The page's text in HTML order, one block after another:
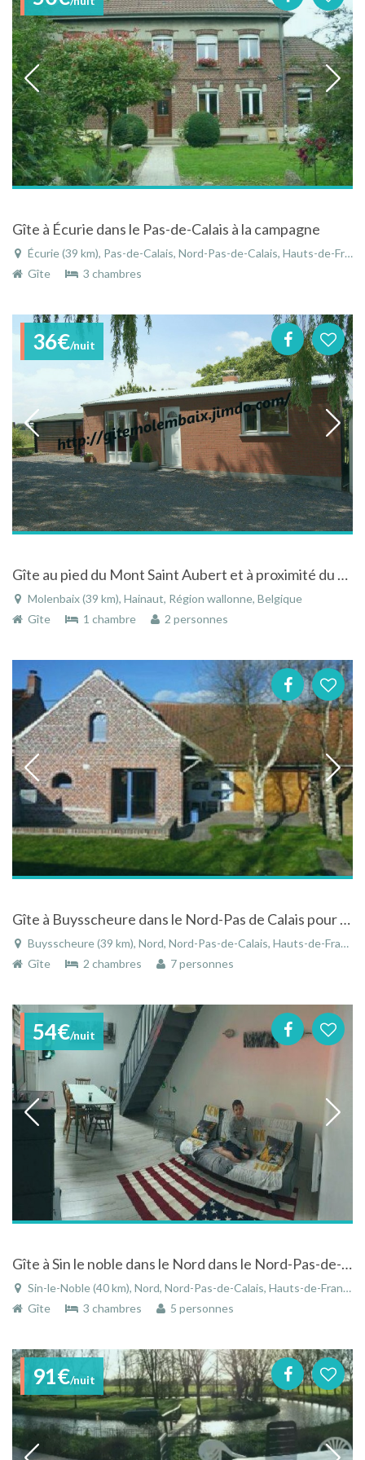
Gîte à Écurie dans le Pas-de-Calais à la campagne
Écurie (39 km), Pas-de-Calais, Nord-Pas-de-Calais, Hauts-de-France, France
Gîte
3 chambres
36€/nuit
Gîte au pied du Mont Saint Aubert et à proximité du Mont de l'Enclus.
Molenbaix (39 km), Hainaut, Région wallonne, Belgique
Gîte
1 chambre 2 personnes
Gîte à Buysscheure dans le Nord-Pas de Calais pour séjour paisible et agréable
Buysscheure (39 km), Nord, Nord-Pas-de-Calais, Hauts-de-France, France
Gîte
2 chambres 7 personnes
54€/nuit
Gîte à Sin le noble dans le Nord dans le Nord-Pas-de-Calais
Sin-le-Noble (40 km), Nord, Nord-Pas-de-Calais, Hauts-de-France, France
Gîte
3 chambres 5 personnes
91€/nuit